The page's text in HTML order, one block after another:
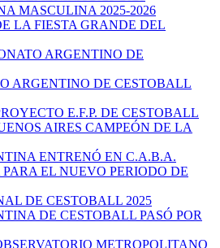
MASCULINA 2025-2026
LA FIESTA GRANDE DEL
ARGENTINO DE
ARGENTINO DE CESTOBALL
E.F.P. DE CESTOBALL
AIRES CAMPEÓN DE LA
ENTRENÓ EN C.A.B.A.
EL NUEVO PERIODO DE
DE CESTOBALL 2025
DE CESTOBALL PASÓ POR
METROPOLITANO